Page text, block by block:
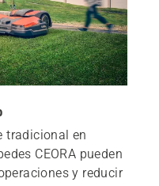
tradicional en
CEORA pueden
y reducir